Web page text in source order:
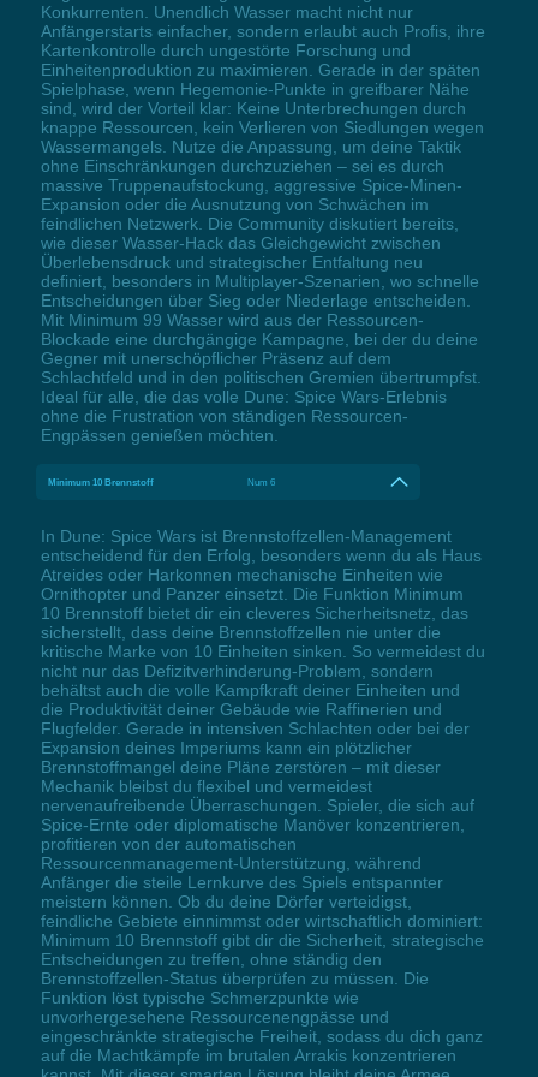
Konkurrenten. Unendlich Wasser macht nicht nur
Anfängerstarts einfacher, sondern erlaubt auch Profis, ihre
Kartenkontrolle durch ungestörte Forschung und
Einheitenproduktion zu maximieren. Gerade in der späten
Spielphase, wenn Hegemonie-Punkte in greifbarer Nähe
sind, wird der Vorteil klar: Keine Unterbrechungen durch
knappe Ressourcen, kein Verlieren von Siedlungen wegen
Wassermangels. Nutze die Anpassung, um deine Taktik
ohne Einschränkungen durchzuziehen – sei es durch
massive Truppenaufstockung, aggressive Spice-Minen-
Expansion oder die Ausnutzung von Schwächen im
feindlichen Netzwerk. Die Community diskutiert bereits,
wie dieser Wasser-Hack das Gleichgewicht zwischen
Überlebensdruck und strategischer Entfaltung neu
definiert, besonders in Multiplayer-Szenarien, wo schnelle
Entscheidungen über Sieg oder Niederlage entscheiden.
Mit Minimum 99 Wasser wird aus der Ressourcen-
Blockade eine durchgängige Kampagne, bei der du deine
Gegner mit unerschöpflicher Präsenz auf dem
Schlachtfeld und in den politischen Gremien übertrumpfst.
Ideal für alle, die das volle Dune: Spice Wars-Erlebnis
ohne die Frustration von ständigen Ressourcen-
Engpässen genießen möchten.
Minimum 10 Brennstoff Num 6
In Dune: Spice Wars ist Brennstoffzellen-Management
entscheidend für den Erfolg, besonders wenn du als Haus
Atreides oder Harkonnen mechanische Einheiten wie
Ornithopter und Panzer einsetzt. Die Funktion Minimum
10 Brennstoff bietet dir ein cleveres Sicherheitsnetz, das
sicherstellt, dass deine Brennstoffzellen nie unter die
kritische Marke von 10 Einheiten sinken. So vermeidest du
nicht nur das Defizitverhinderung-Problem, sondern
behältst auch die volle Kampfkraft deiner Einheiten und
die Produktivität deiner Gebäude wie Raffinerien und
Flugfelder. Gerade in intensiven Schlachten oder bei der
Expansion deines Imperiums kann ein plötzlicher
Brennstoffmangel deine Pläne zerstören – mit dieser
Mechanik bleibst du flexibel und vermeidest
nervenaufreibende Überraschungen. Spieler, die sich auf
Spice-Ernte oder diplomatische Manöver konzentrieren,
profitieren von der automatischen
Ressourcenmanagement-Unterstützung, während
Anfänger die steile Lernkurve des Spiels entspannter
meistern können. Ob du deine Dörfer verteidigst,
feindliche Gebiete einnimmst oder wirtschaftlich dominiert:
Minimum 10 Brennstoff gibt dir die Sicherheit, strategische
Entscheidungen zu treffen, ohne ständig den
Brennstoffzellen-Status überprüfen zu müssen. Die
Funktion löst typische Schmerzpunkte wie
unvorhergesehene Ressourcenengpässe und
eingeschränkte strategische Freiheit, sodass du dich ganz
auf die Machtkämpfe im brutalen Arrakis konzentrieren